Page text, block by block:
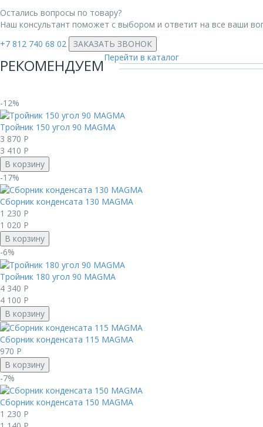
Остались вопросы по товару?
Наш консультант поможет с выбором и ответит на все ваши
+7 812 740 68 02
ЗАКАЗАТЬ ЗВОНОК
РЕКОМЕНДУЕМПерейти в каталог
-12%
Тройник 150 угол 90 MAGMА
3 870 Р
3 410 Р
В корзину
-17%
Сборник конденсата 130 MAGMА
1 230 Р
1 020 Р
В корзину
-6%
Тройник 180 угол 90 MAGMА
4 340 Р
4 100 Р
В корзину
Сборник конденсата 115 MAGMА
970 Р
В корзину
-7%
Сборник конденсата 150 MAGMА
1 230 Р